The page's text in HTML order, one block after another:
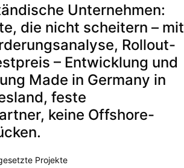
Unternehmen:
die nicht scheitern – mit
Rollout-
– Entwicklung und
Made in Germany in
feste
keine Offshore-
Projekte